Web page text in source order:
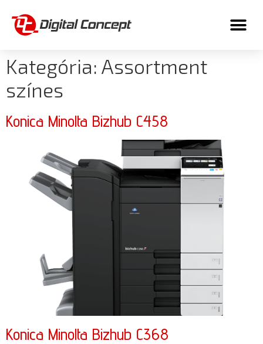
Kategória: Assortment
színes
Konica Minolta Bizhub C458
Konica Minolta Bizhub C368